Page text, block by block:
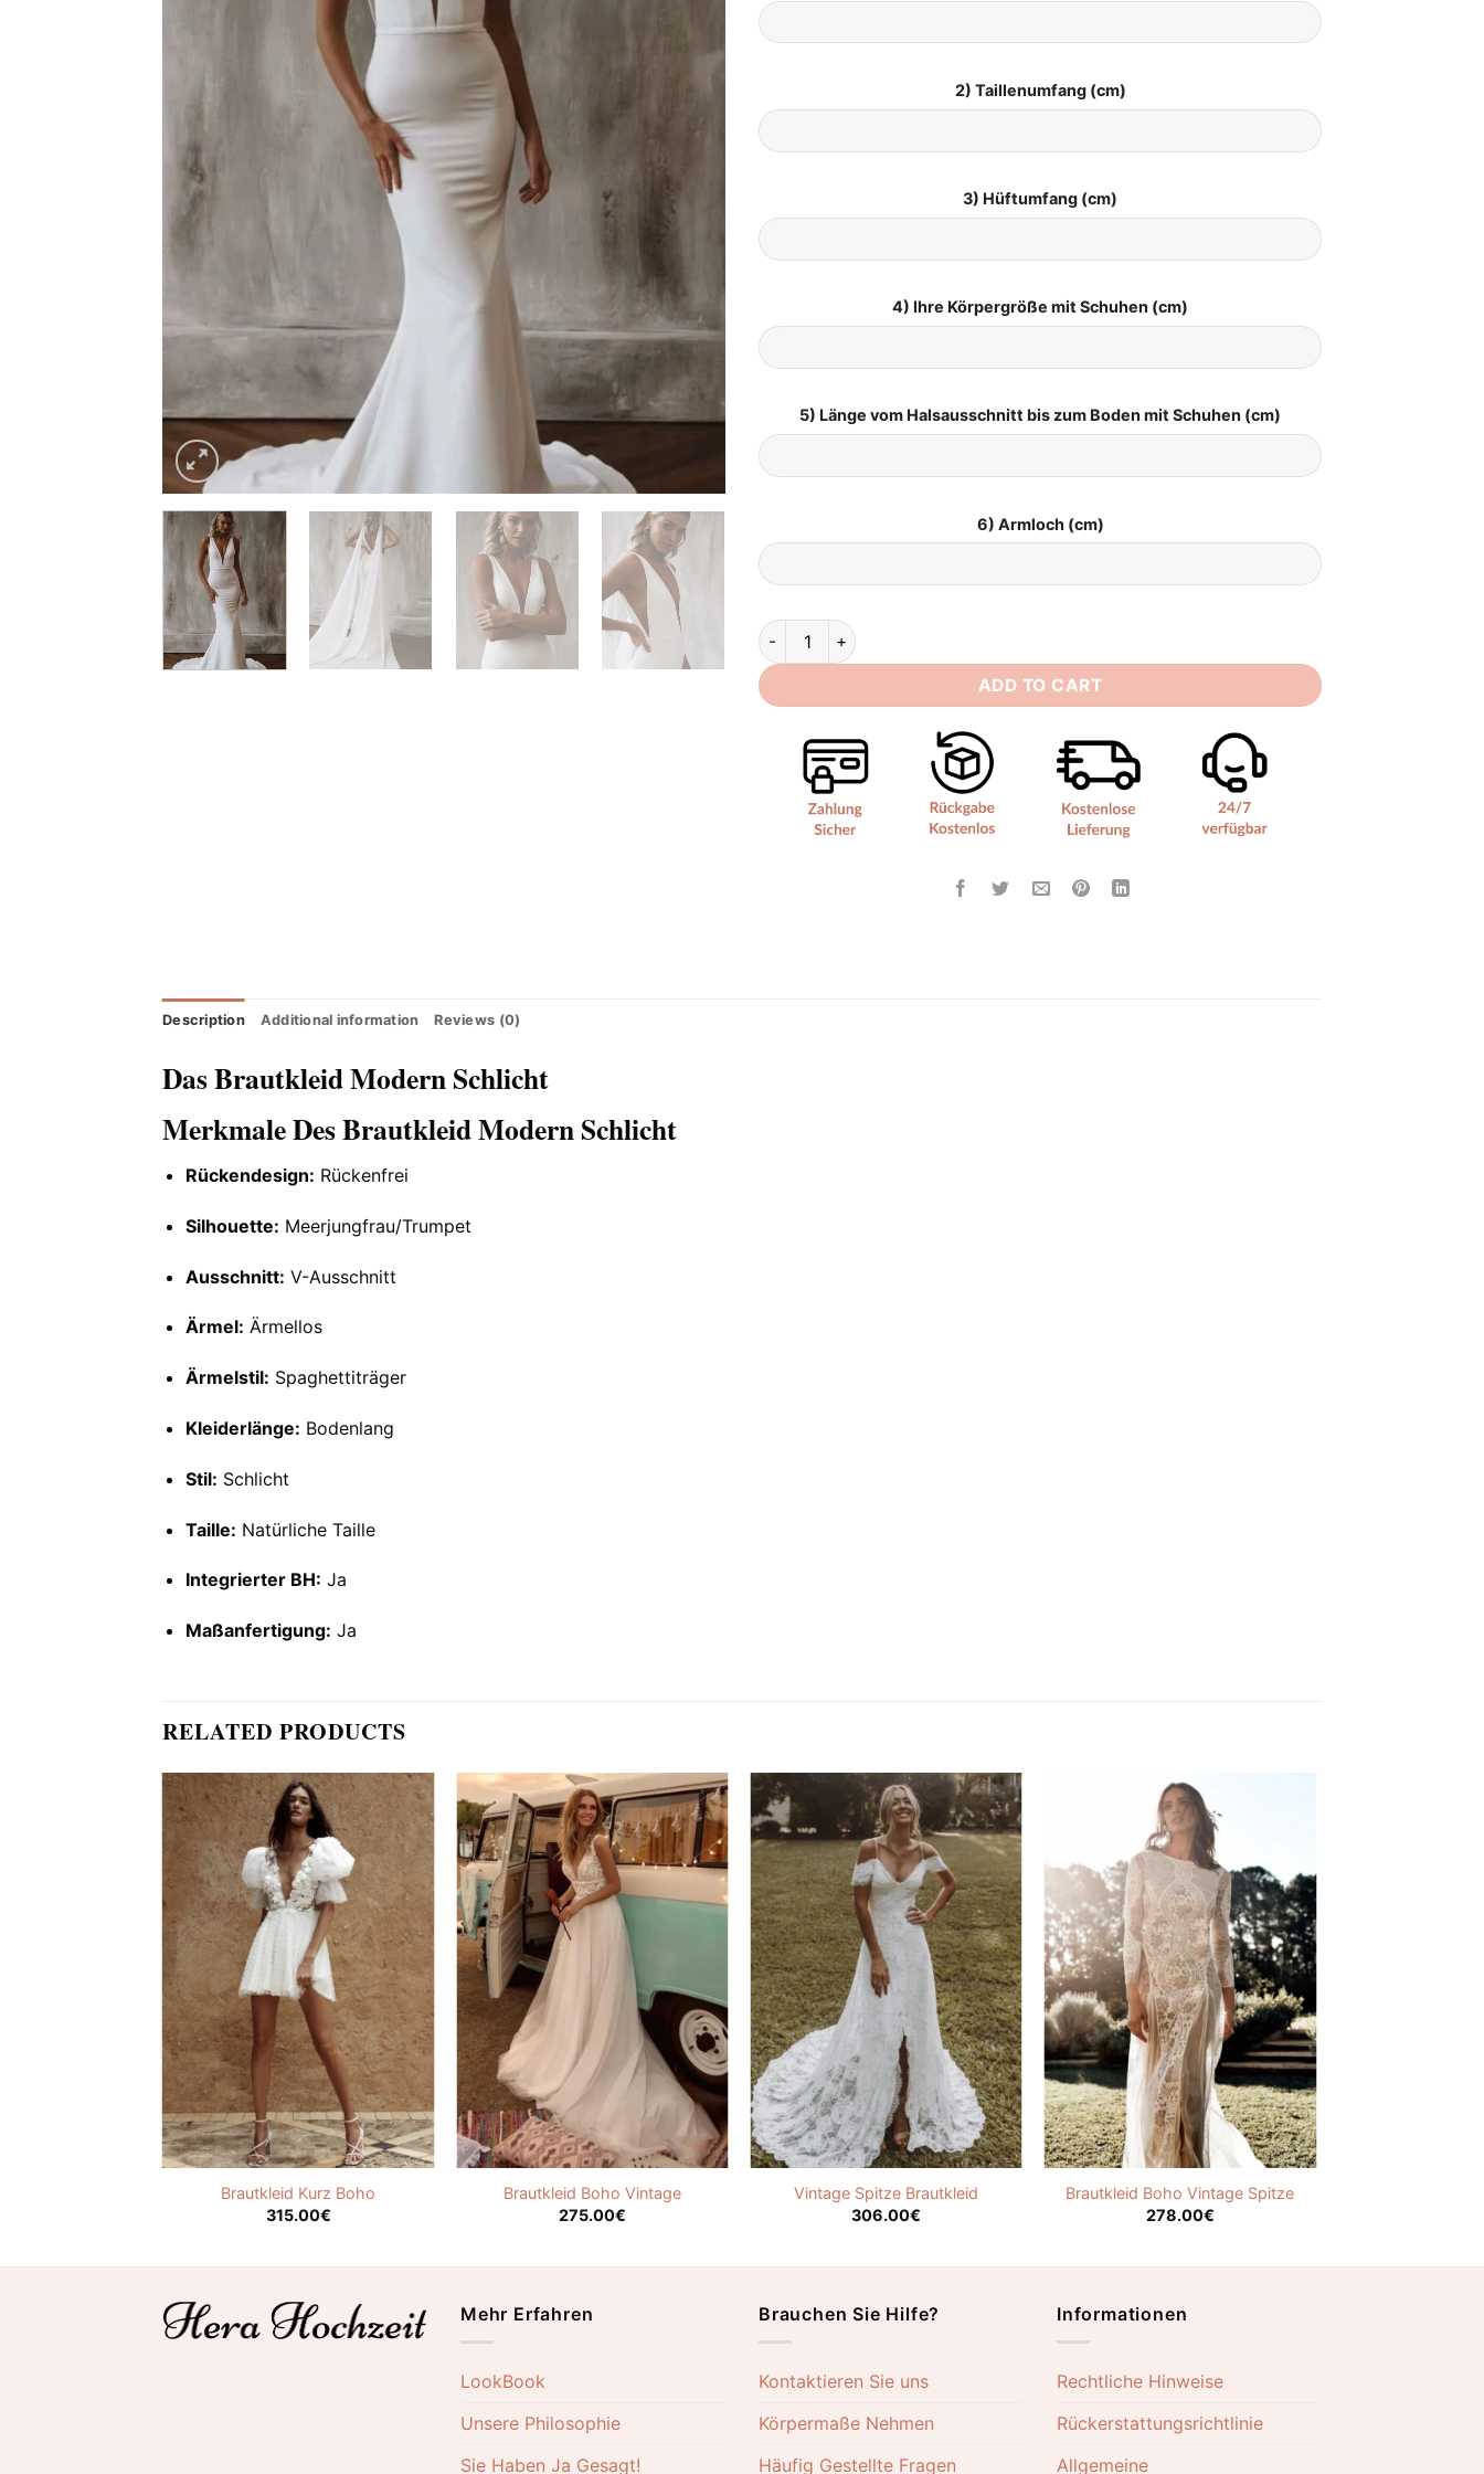
2) Taillenumfang (cm)
3) Hüftumfang (cm)
4) Ihre Körpergröße mit Schuhen (cm)
5) Länge vom Halsausschnitt bis zum Boden mit Schuhen (cm)
6) Armloch (cm)
Brautkleid Modern Schlicht quantity
ADD TO CART
Description Additional information Reviews (0)
Das Brautkleid Modern Schlicht
Merkmale Des Brautkleid Modern Schlicht
Rückendesign: Rückenfrei
Silhouette: Meerjungfrau/Trumpet
Ausschnitt: V-Ausschnitt
Ärmel: Ärmellos
Ärmelstil: Spaghettiträger
Kleiderlänge: Bodenlang
Stil: Schlicht
Taille: Natürliche Taille
Integrierter BH: Ja
Maßanfertigung: Ja
RELATED PRODUCTS
Brautkleid Kurz Boho
315.00€
Brautkleid Boho Vintage
275.00€
Vintage Spitze Brautkleid
306.00€
Brautkleid Boho Vintage Spitze
278.00€
Mehr Erfahren
LookBook
Unsere Philosophie
Sie Haben Ja Gesagt!
Brauchen Sie Hilfe?
Kontaktieren Sie uns
Körpermaße Nehmen
Häufig Gestellte Fragen
Informationen
Rechtliche Hinweise
Rückerstattungsrichtlinie
Allgemeine